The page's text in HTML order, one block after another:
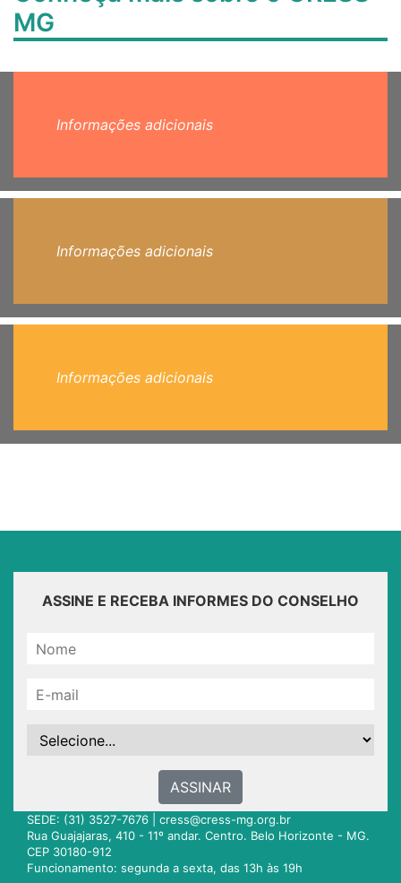
MG
Informações adicionais
Informações adicionais
Informações adicionais
ASSINE E RECEBA INFORMES DO CONSELHO
ASSINAR
SEDE: (31) 3527-7676 | cress@cress-mg.org.br
Rua Guajajaras, 410 - 11º andar. Centro. Belo Horizonte - MG.
CEP 30180-912
Funcionamento: segunda a sexta, das 13h às 19h